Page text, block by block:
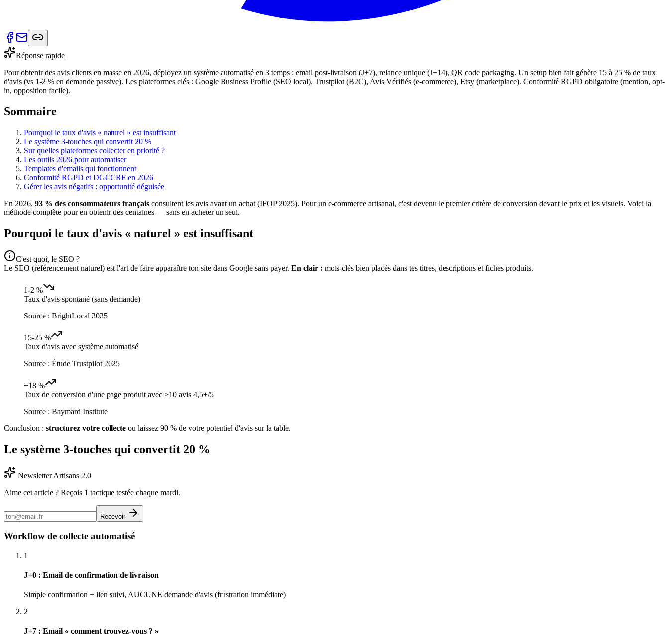
Réponse rapide
Pour obtenir des avis clients en masse en 2026, déployez un système automatisé en 3 temps : email post-livraison (J+7), relance unique (J+14), QR code packaging. Un setup bien fait génère 15 à 25 % de taux
d'avis (vs 1-2 % en demande passive). Les plateformes clés : Google Business Profile (SEO local), Trustpilot (B2C), Avis Vérifiés (e-commerce), Etsy (marketplace). Conformité RGPD obligatoire (mention, opt-
in, opposition facile).
Sommaire
Pourquoi le taux d'avis « naturel » est insuffisant
Le système 3-touches qui convertit 20 %
Sur quelles plateformes collecter en priorité ?
Les outils 2026 pour automatiser
Templates d'emails qui fonctionnent
Conformité RGPD et DGCCRF en 2026
Gérer les avis négatifs : opportunité déguisée
En 2026, 93 % des consommateurs français consultent les avis avant un achat (IFOP 2025). Pour un e-commerce artisanal, c'est devenu le premier critère de conversion devant le prix et les visuels. Voici la
méthode complète pour en obtenir des centaines — sans en acheter un seul.
Pourquoi le taux d'avis « naturel » est insuffisant
C'est quoi, le SEO ?
Le SEO (référencement naturel) est l'art de faire apparaître ton site dans Google sans payer. En clair : mots-clés bien placés dans tes titres, descriptions et fiches produits.
1-2 %
Taux d'avis spontané (sans demande)
Source : BrightLocal 2025
15-25 %
Taux d'avis avec système automatisé
Source : Étude Trustpilot 2025
+18 %
Taux de conversion d'une page produit avec ≥10 avis 4,5+/5
Source : Baymard Institute
Conclusion : structurez votre collecte ou laissez 90 % de votre potentiel d'avis sur la table.
Le système 3-touches qui convertit 20 %
Newsletter Artisans 2.0
Aime cet article ? Reçois 1 tactique testée chaque mardi.
Recevoir
Workflow de collecte automatisé
1
J+0 : Email de confirmation de livraison
Simple confirmation + lien suivi, AUCUNE demande d'avis (frustration immédiate)
2
J+7 : Email « comment trouvez-vous ? »